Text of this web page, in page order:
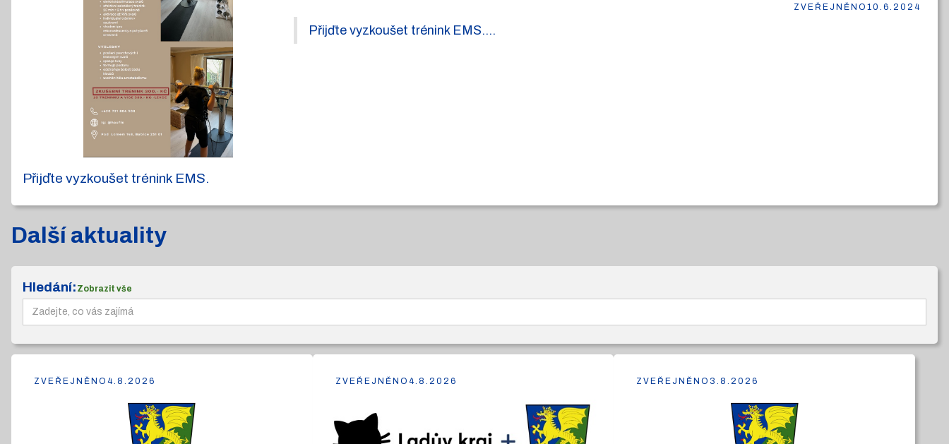
ZVEŘEJNĚNO 10.6.2024
Přijďte vyzkoušet trénink EMS....
Přijďte vyzkoušet trénink EMS.
Další aktuality
Hledání: Zobrazit vše
ZVEŘEJNĚNO 4.8.2026 ZVEŘEJNĚNO 4.8.2026 ZVEŘEJNĚNO 3.8.2026